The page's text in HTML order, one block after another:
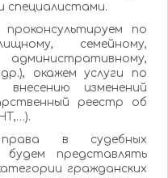
специалистами.
по
семейному,
окажем услуги по
представлять